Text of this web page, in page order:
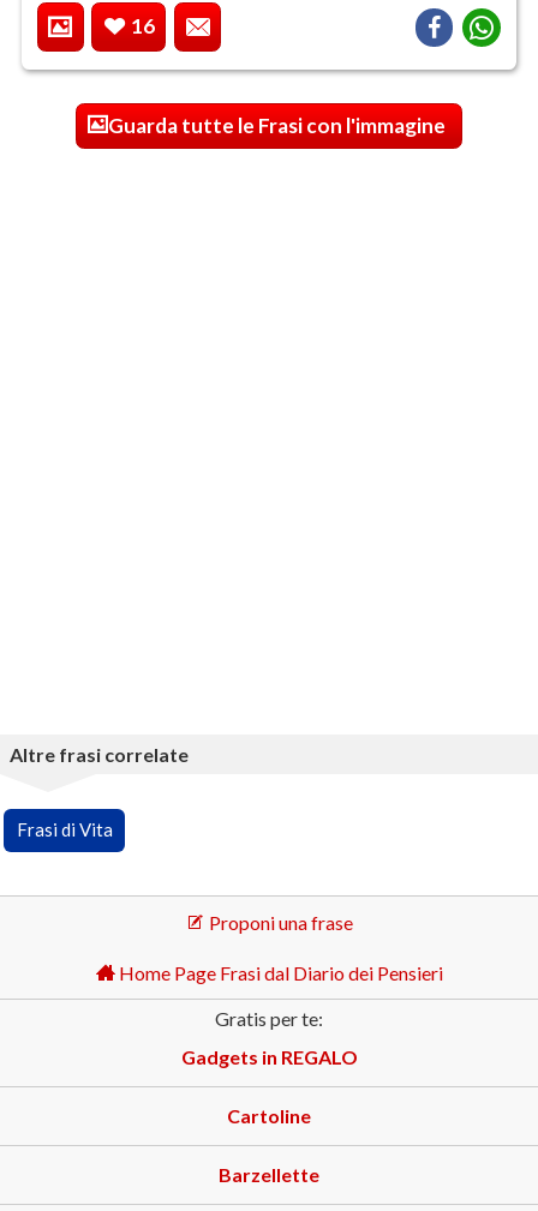
16
Guarda tutte le Frasi con l'immagine
Altre frasi correlate
Frasi di Vita
Proponi una frase
Home Page Frasi dal Diario dei Pensieri
Gratis per te:
Gadgets in REGALO
Cartoline
Barzellette